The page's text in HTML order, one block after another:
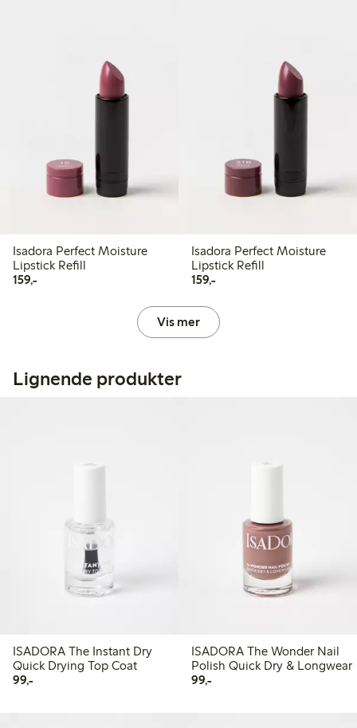
Isadora Perfect Moisture
Lipstick Refill
159,-159,00 kr
Isadora Perfect Moisture
Lipstick Refill
159,-159,00 kr
Vis mer
Lignende produkter
ISADORA The Instant Dry
Quick Drying Top Coat
99,-99,00 kr
ISADORA The Wonder Nail
Polish Quick Dry & Longwear
99,-99,00 kr